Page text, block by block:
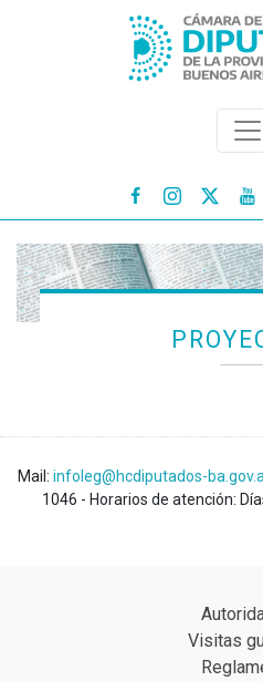
 
Mail: infoleg@hcdiputados-
1046 - Horarios de atención:
Visitas